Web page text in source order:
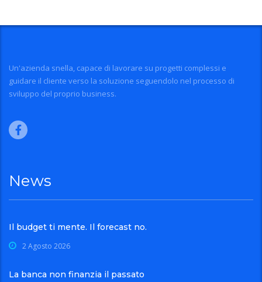
Un'azienda snella, capace di lavorare su progetti complessi e
guidare il cliente verso la soluzione seguendolo nel processo di
sviluppo del proprio business.
News
Il budget ti mente. Il forecast no.
2 Agosto 2026
La banca non finanzia il passato